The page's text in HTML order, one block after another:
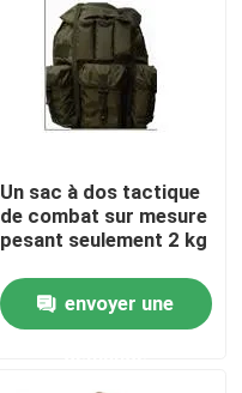
Un sac à dos tactique
de combat sur mesure
pesant seulement 2 kg
envoyer une